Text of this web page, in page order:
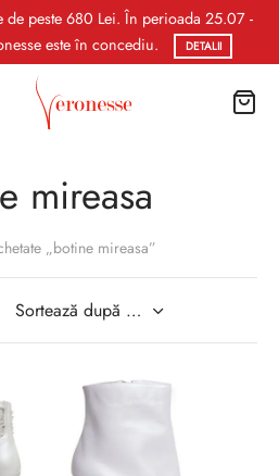
de peste 680 Lei. În perioada 25.07 -
este în concediu.
DETALII
mireasa
„botine mireasa”